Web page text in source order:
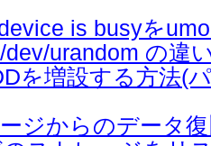
is busyを
urandom の違
を増設する方法(
ジからのデータ